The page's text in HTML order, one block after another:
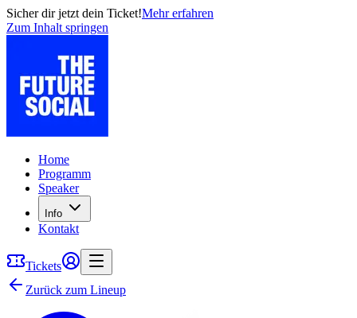
Sicher dir jetzt dein Ticket!Mehr erfahren
Zum Inhalt springen
Home
Programm
Speaker
Info
Kontakt
Tickets
Zurück zum Lineup